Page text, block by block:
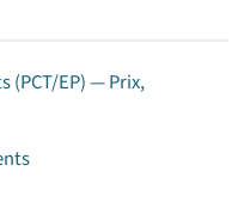
(PCT/EP) — Prix,